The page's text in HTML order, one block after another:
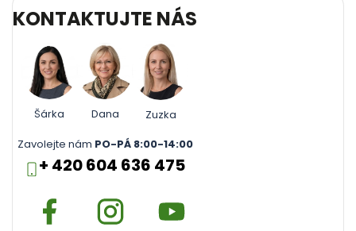
KONTAKTUJTE NÁS
Šárka Dana
Zuzka
Zavolejte nám PO-PÁ 8:00-14:00
+ 420 604 636 475